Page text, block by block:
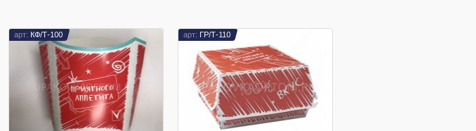
КФ/Т-100 ГР/Т-110